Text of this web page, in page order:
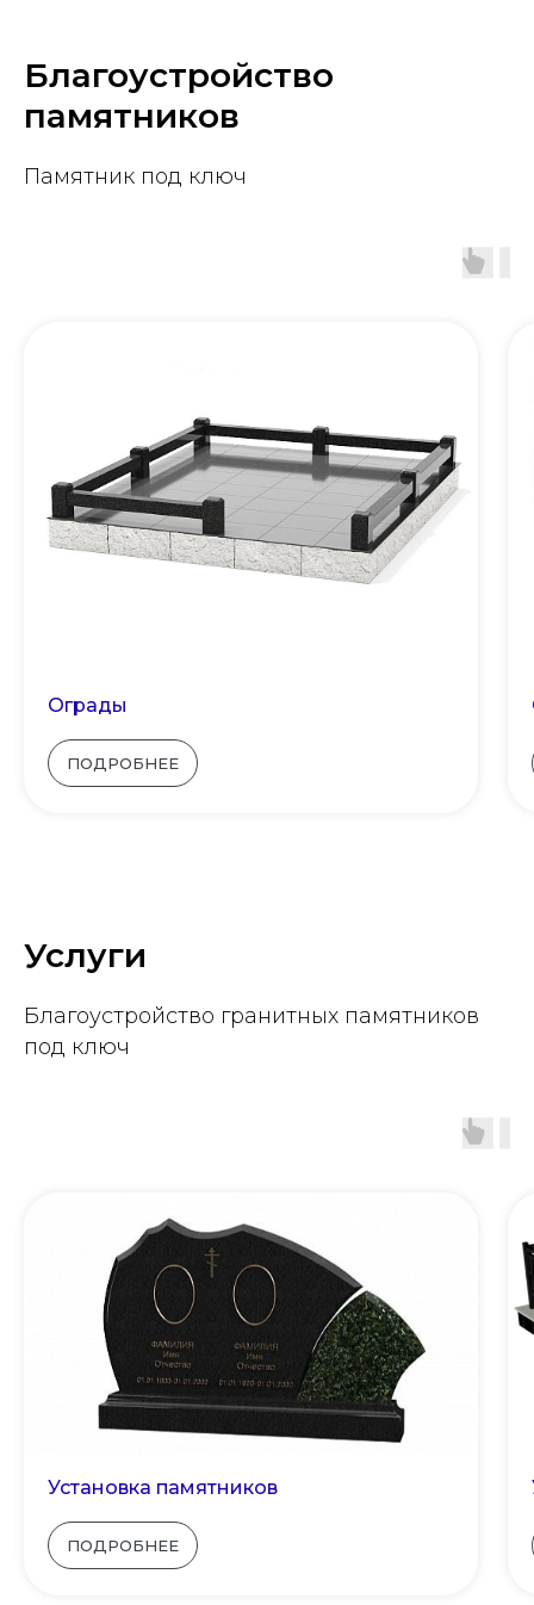
Благоустройство
памятников
Памятник под ключ
Ограды
ПОДРОБНЕЕ
Услуги
Благоустройство гранитных памятников
под ключ
Установка памятников
ПОДРОБНЕЕ